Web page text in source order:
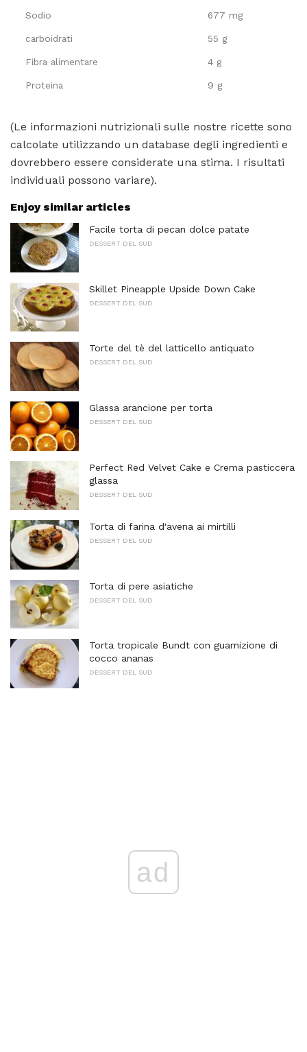
Sodio 677 mg
carboidrati 55 g
Fibra alimentare 4 g
Proteina 9 g
(Le informazioni nutrizionali sulle nostre ricette sono
calcolate utilizzando un database degli ingredienti e
dovrebbero essere considerate una stima. I risultati
individuali possono variare).
Enjoy similar articles
Facile torta di pecan dolce patate
DESSERT DEL SUD
Skillet Pineapple Upside Down Cake
DESSERT DEL SUD
Torte del tè del latticello antiquato
DESSERT DEL SUD
Glassa arancione per torta
DESSERT DEL SUD
Perfect Red Velvet Cake e Crema pasticcera
glassa
DESSERT DEL SUD
Torta di farina d'avena ai mirtilli
DESSERT DEL SUD
Torta di pere asiatiche
DESSERT DEL SUD
Torta tropicale Bundt con guarnizione di
cocco ananas
DESSERT DEL SUD
ad